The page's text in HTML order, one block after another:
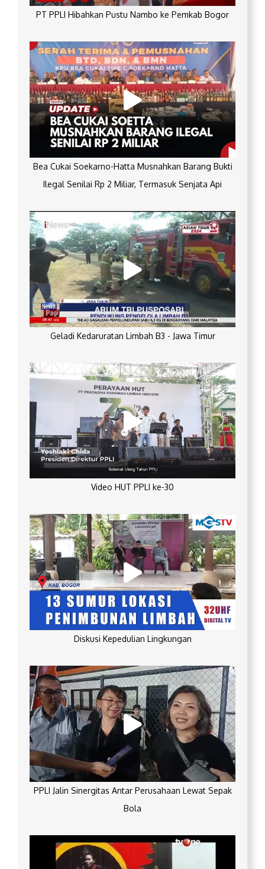
PT PPLI Hibahkan Pustu Nambo ke Pemkab Bogor
Bea Cukai Soekarno-Hatta Musnahkan Barang Bukti
Ilegal Senilai Rp 2 Miliar, Termasuk Senjata Api
Geladi Kedaruratan Limbah B3 - Jawa Timur
Video HUT PPLI ke-30
Diskusi Kepedulian Lingkungan
PPLI Jalin Sinergitas Antar Perusahaan Lewat Sepak
Bola